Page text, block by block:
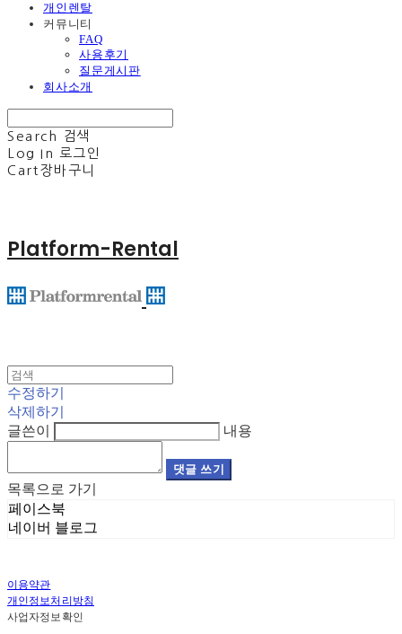
개인렌탈
커뮤니티
FAQ
사용후기
질문게시판
회사소개
Search
검색
Log In 로그인
Cart 장바구니
Platform-Rental
수정하기
삭제하기
글쓴이
내용
댓글 쓰기
목록으로 가기
페이스북
네이버 블로그
이용약관
개인정보처리방침
사업자정보확인